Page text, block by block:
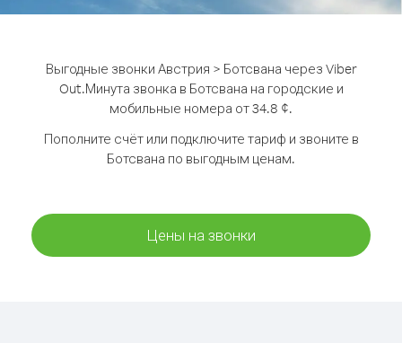
Выгодные звонки Австрия > Ботсвана через Viber
Out.Минута звонка в Ботсвана на городские и
мобильные номера от 34.8 ¢.
Пополните счёт или подключите тариф и звоните в
Ботсвана по выгодным ценам.
Цены на звонки